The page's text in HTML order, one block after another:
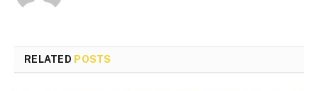
RELATED POSTS